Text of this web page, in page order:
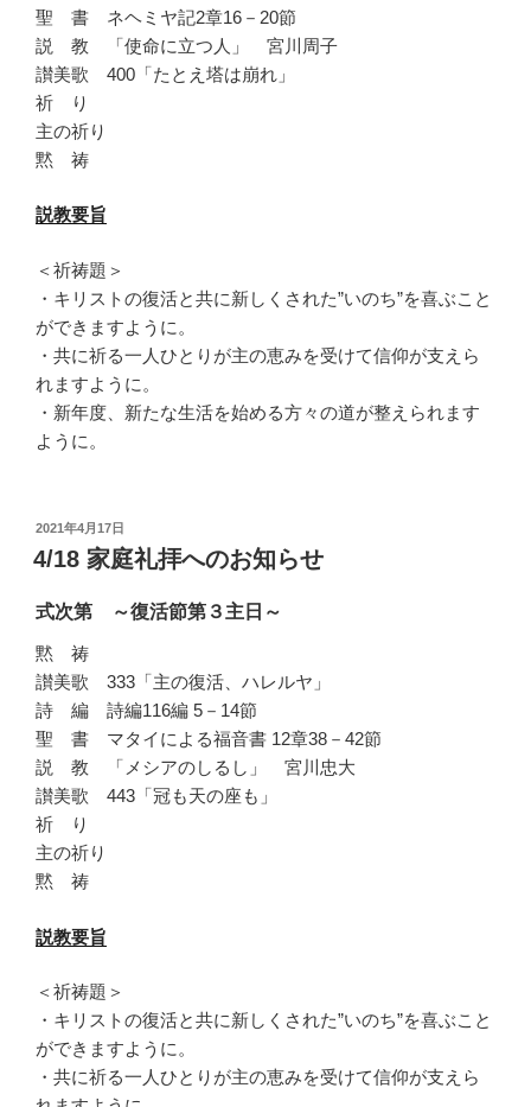
聖 書 ネヘミヤ記2章16－20節
説 教 「使命に立つ人」 宮川周子
讃美歌 400「たとえ塔は崩れ」
祈 り
主の祈り
黙 祷
説教要旨
＜祈祷題＞
・キリストの復活と共に新しくされた”いのち”を喜ぶこと
ができますように。
・共に祈る一人ひとりが主の恵みを受けて信仰が支えら
れますように。
・新年度、新たな生活を始める方々の道が整えられます
ように。
投
稿
日:
2021年4月17日
4/18 家庭礼拝へのお知らせ
式次第 ～復活節第３主日～
黙 祷
讃美歌 333「主の復活、ハレルヤ」
詩 編 詩編116編 5－14節
聖 書 マタイによる福音書 12章38－42節
説 教 「メシアのしるし」 宮川忠大
讃美歌 443「冠も天の座も」
祈 り
主の祈り
黙 祷
説教要旨
＜祈祷題＞
・キリストの復活と共に新しくされた”いのち”を喜ぶこと
ができますように。
・共に祈る一人ひとりが主の恵みを受けて信仰が支えら